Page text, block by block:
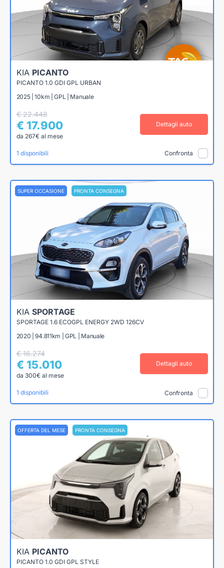
KIA PICANTO
PICANTO 1.0 GDI GPL URBAN
2025 | 10km | GPL | Manuale
€ 22.448
€ 17.900
da 267€ al mese
Dettagli auto
1 disponibili Confronta
SUPER OCCASIONE PRONTA CONSEGNA
KIA SPORTAGE
SPORTAGE 1.6 ECOGPL ENERGY 2WD 126CV
2020 | 94.811km | GPL | Manuale
€ 16.274
€ 15.010
da 300€ al mese
Dettagli auto
1 disponibili Confronta
OFFERTA DEL MESE PRONTA CONSEGNA
KIA PICANTO
PICANTO 1.0 GDI GPL STYLE